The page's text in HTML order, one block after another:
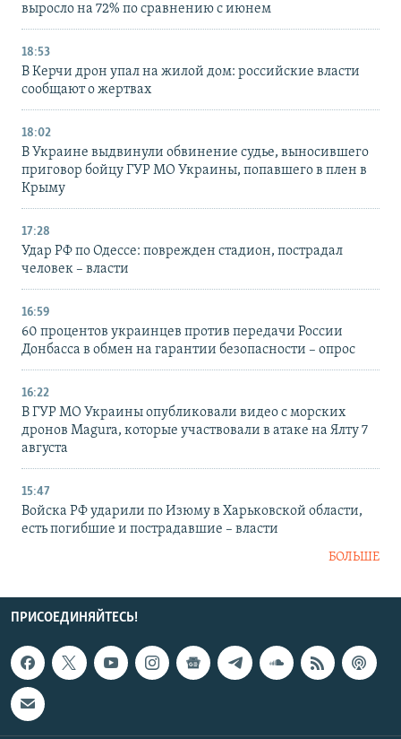
выросло на 72% по сравнению с июнем
18:53
В Керчи дрон упал на жилой дом: российские власти
сообщают о жертвах
18:02
В Украине выдвинули обвинение судье, выносившего
приговор бойцу ГУР МО Украины, попавшего в плен в
Крыму
17:28
Удар РФ по Одессе: поврежден стадион, пострадал
человек – власти
16:59
60 процентов украинцев против передачи России
Донбасса в обмен на гарантии безопасности – опрос
16:22
В ГУР МО Украины опубликовали видео с морских
дронов Magura, которые участвовали в атаке на Ялту 7
августа
15:47
Войска РФ ударили по Изюму в Харьковской области,
есть погибшие и пострадавшие – власти
БОЛЬШЕ
ПРИСОЕДИНЯЙТЕСЬ!